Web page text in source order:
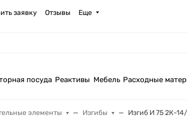
заявку Отзывы Еще
посуда Реактивы Мебель Расходные
элементы Изгибы Изгиб И 75 2К-